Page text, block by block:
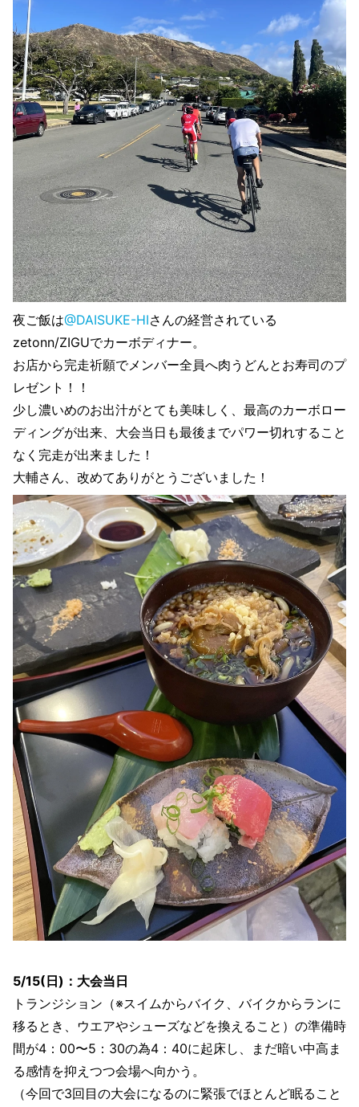
夜ご飯は@DAISUKE-HIさんの経営されている
zetonn/ZIGUでカーボディナー。
お店から完走祈願でメンバー全員へ肉うどんとお寿司のプ
レゼント！！
少し濃いめのお出汁がとても美味しく、最高のカーボロー
ディングが出来、大会当日も最後までパワー切れすること
なく完走が出来ました！
大輔さん、改めてありがとうございました！
5/15(日)：大会当日
トランジション（※スイムからバイク、バイクからランに
移るとき、ウエアやシューズなどを換えること）の準備時
間が4：00〜5：30の為4：40に起床し、まだ暗い中高ま
る感情を抑えつつ会場へ向かう。
（今回で3回目の大会になるのに緊張でほとんど眠ること